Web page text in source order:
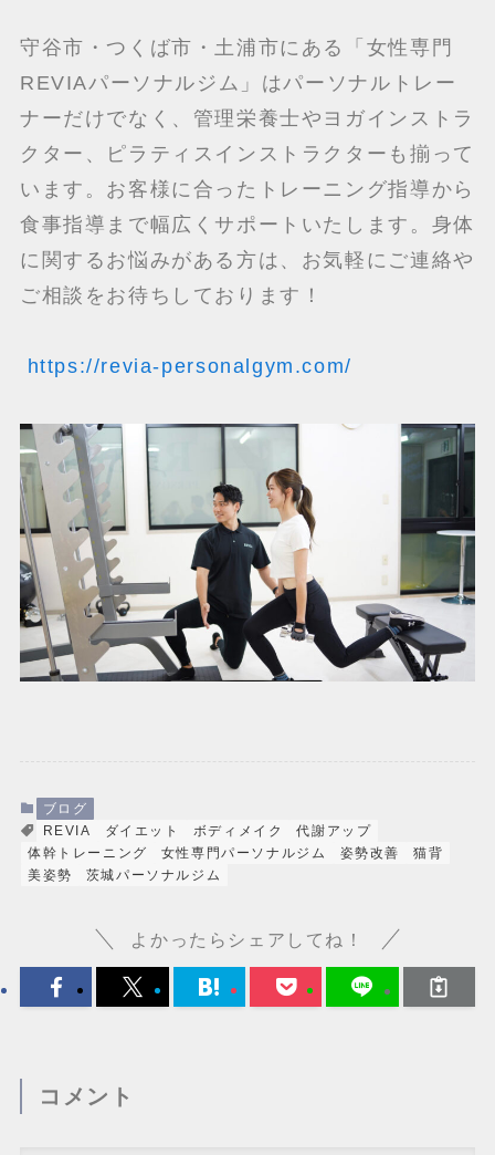
守谷市・つくば市・土浦市にある「女性専門
REVIAパーソナルジム」はパーソナルトレー
ナーだけでなく、管理栄養士やヨガインストラ
クター、ピラティスインストラクターも揃って
います。お客様に合ったトレーニング指導から
食事指導まで幅広くサポートいたします。身体
に関するお悩みがある方は、お気軽にご連絡や
ご相談をお待ちしております！
https://revia-personalgym.com/
ブログ
REVIA
ダイエット ボディメイク
代謝アップ
体幹トレーニング
女性専門パーソナルジム 姿勢改善
猫背
美姿勢
茨城パーソナルジム
よかったらシェアしてね！
コメント